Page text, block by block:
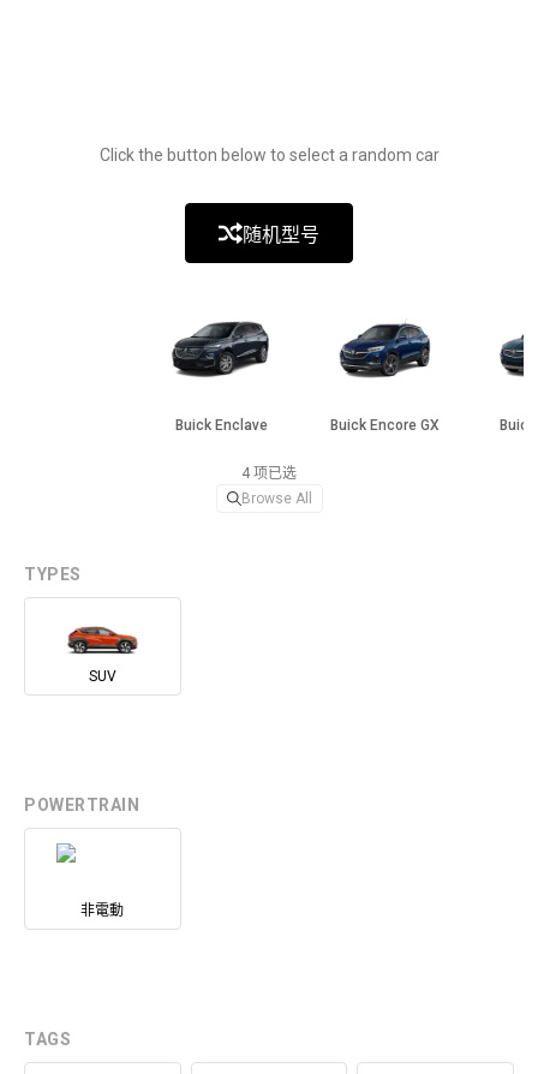
Click the button below to select a random car
随机型号
Buick Enclave Buick Encore GX
4 项已选
Browse All
TYPES
SUV
POWERTRAIN
非電動
TAGS